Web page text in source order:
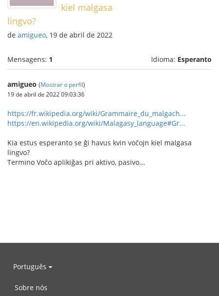
kiel malgasa
lingvo?
de amigueo, 19 de abril de 2022
Mensagens: 1 Idioma: Esperanto
amigueo (Mostrar o perfil)
19 de abril de 2022 09:03:36
https://fr.wikipedia.org/wiki/Grammaire_du_malgach...
https://en.wikipedia.org/wiki/Malagasy_language#Gr...
Kia estus esperanto se ĝi havus kvin voĉojn kiel malgasa
lingvo?
Termino Voĉo aplikiĝas pri aktivo, pasivo...
Português
Sobre nós